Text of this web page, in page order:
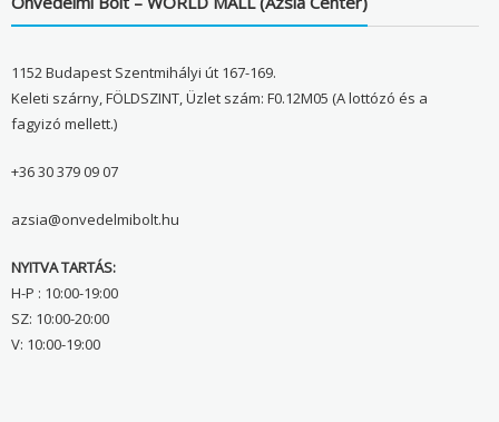
1152 Budapest Szentmihályi út 167-169.
Keleti szárny, FÖLDSZINT, Üzlet szám: F0.12M05 (A lottózó és a
fagyizó mellett.)
+36 30 379 09 07
azsia@onvedelmibolt.hu
NYITVA TARTÁS:
H-P : 10:00-19:00
SZ: 10:00-20:00
V: 10:00-19:00